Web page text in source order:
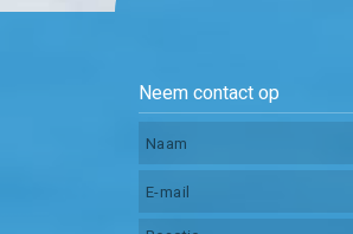
Neem contact op